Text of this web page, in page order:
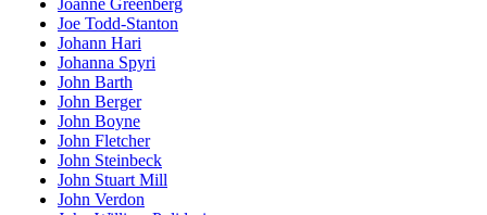
Joanne Greenberg
Joe Todd-Stanton
Johann Hari
Johanna Spyri
John Barth
John Berger
John Boyne
John Fletcher
John Steinbeck
John Stuart Mill
John Verdon